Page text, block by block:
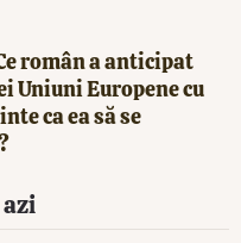
român a anticipat
Uniuni Europene cu
ca ea să se